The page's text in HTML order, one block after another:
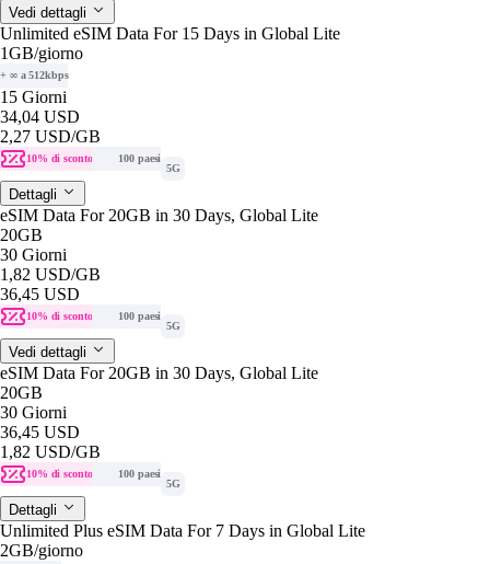
Vedi dettagli
Unlimited eSIM Data For 15 Days in Global Lite
1GB/giorno
+ ∞ a 512kbps
15 Giorni
34,04 USD
2,27 USD/GB
10% di sconto
100 paesi
5G
Dettagli
eSIM Data For 20GB in 30 Days, Global Lite
20GB
30 Giorni
1,82 USD/GB
36,45 USD
10% di sconto
100 paesi
5G
Vedi dettagli
eSIM Data For 20GB in 30 Days, Global Lite
20GB
30 Giorni
36,45 USD
1,82 USD/GB
10% di sconto
100 paesi
5G
Dettagli
Unlimited Plus eSIM Data For 7 Days in Global Lite
2GB/giorno